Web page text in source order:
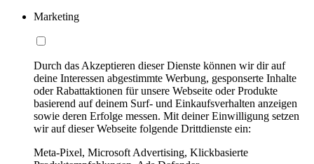
Marketing
Durch das Akzeptieren dieser Dienste können wir dir auf
deine Interessen abgestimmte Werbung, gesponserte Inhalte
oder Rabattaktionen für unsere Webseite oder Produkte
basierend auf deinem Surf- und Einkaufsverhalten anzeigen
sowie deren Erfolge messen. Mit deiner Einwilligung setzen
wir auf dieser Webseite folgende Drittdienste ein:
Meta-Pixel, Microsoft Advertising, Klickbasierte